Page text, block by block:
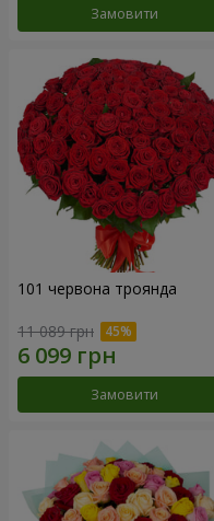
Замовити
101 червона троянда
11 089 грн
Замовити